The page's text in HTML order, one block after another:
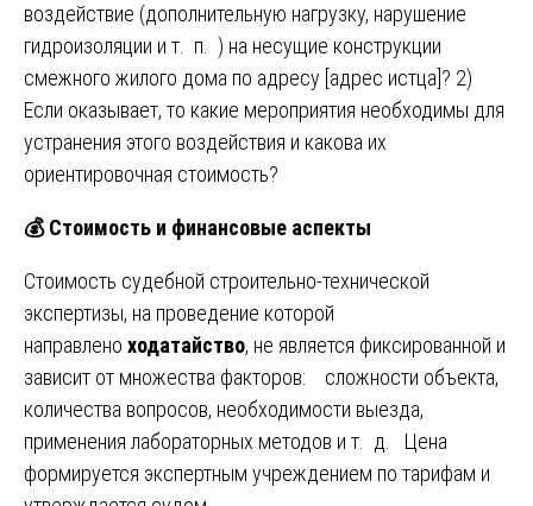
воздействие (дополнительную нагрузку, нарушение
гидроизоляции и т. п. ) на несущие конструкции
смежного жилого дома по адресу [адрес истца]? 2)
Если оказывает, то какие мероприятия необходимы для
устранения этого воздействия и какова их
ориентировочная стоимость?
💰Стоимость и финансовые аспекты
Стоимость судебной строительно-технической
экспертизы, на проведение которой
направлено ходатайство, не является фиксированной и
зависит от множества факторов: сложности объекта,
количества вопросов, необходимости выезда,
применения лабораторных методов и т. д. Цена
формируется экспертным учреждением по тарифам и